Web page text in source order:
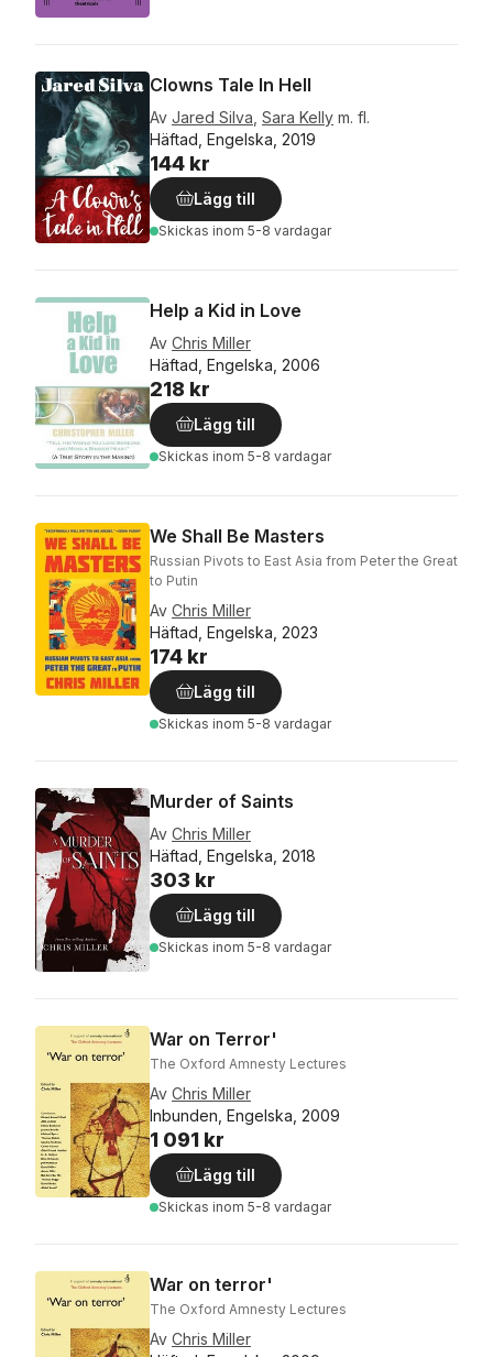
Clowns Tale In Hell
Av Jared Silva Sara Kelly m. fl.
Häftad, Engelska, 2019
144 kr
Lägg till
Skickas inom 5-8 vardagar
Help a Kid in Love
Av Chris Miller
Häftad, Engelska, 2006
218 kr
Lägg till
Skickas inom 5-8 vardagar
We Shall Be Masters
Russian Pivots to East Asia from Peter the Great
to Putin
Av Chris Miller
Häftad, Engelska, 2023
174 kr
Lägg till
Skickas inom 5-8 vardagar
Murder of Saints
Av Chris Miller
Häftad, Engelska, 2018
303 kr
Lägg till
Skickas inom 5-8 vardagar
War on Terror'
The Oxford Amnesty Lectures
Av Chris Miller
Inbunden, Engelska, 2009
1 091 kr
Lägg till
Skickas inom 5-8 vardagar
War on terror'
The Oxford Amnesty Lectures
Av Chris Miller